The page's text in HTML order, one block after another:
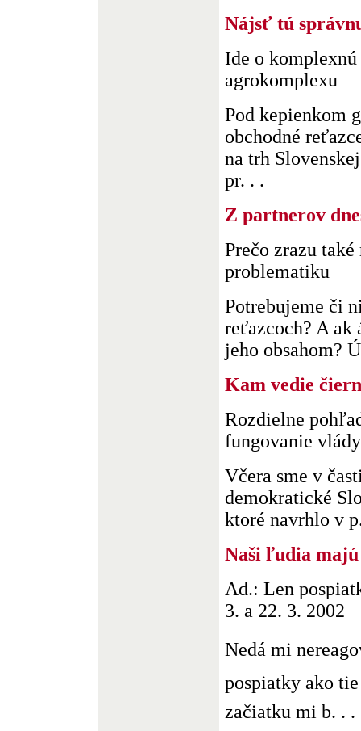
Nájsť tú
Ide o
agrokomplexu
Pod kepienkom
obchodné
na trh
pr. . .
Z partnerov
Prečo zrazu
problematiku
Potrebujeme či
reťazcoch? A ak
jeho obsahom?
Kam vedie
Rozdielne
fungovanie
Včera sme v
demokratické
ktoré navrhlo v
Naši ľudia
Ad.: Len
3. a 22. 3. 2002
Nedá mi
pospiatky ako
začiatku mi b. . .